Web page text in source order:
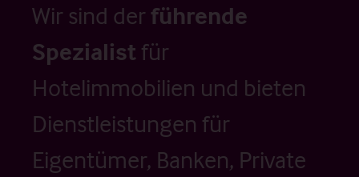
Wir sind der führende
Spezialistfür
Hotelimmobilien und bieten
Dienstleistungen für
Eigentümer, Banken, Private